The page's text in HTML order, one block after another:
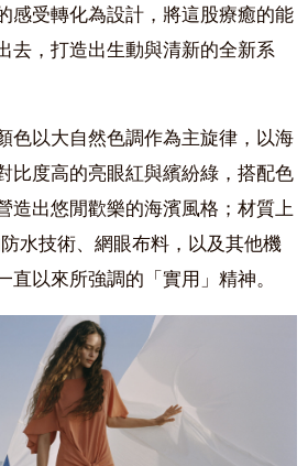
感受轉化為設計，將這股療癒的能
去，打造出生動與清新的全新系
色以大自然色調作為主旋律，以海
比度高的亮眼紅與繽紛綠，搭配色
造出悠閒歡樂的海濱風格；材質上
水技術、網眼布料，以及其他機
直以來所強調的「實用」精神。